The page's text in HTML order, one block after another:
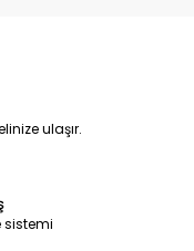
ulaşır.
sistemi